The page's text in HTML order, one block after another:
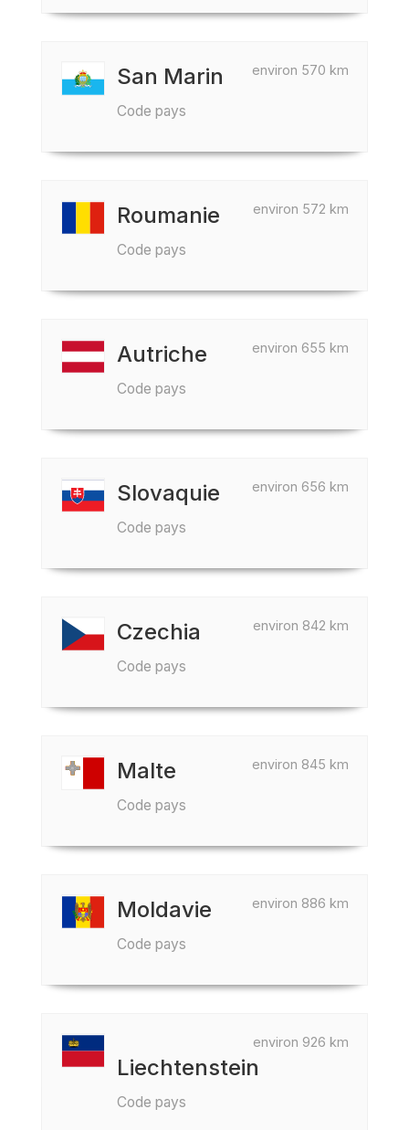
environ 570 km
San Marin
Code pays
environ 572 km
Roumanie
Code pays
environ 655 km
Autriche
Code pays
environ 656 km
Slovaquie
Code pays
environ 842 km
Czechia
Code pays
environ 845 km
Malte
Code pays
environ 886 km
Moldavie
Code pays
environ 926 km
Liechtenstein
Code pays